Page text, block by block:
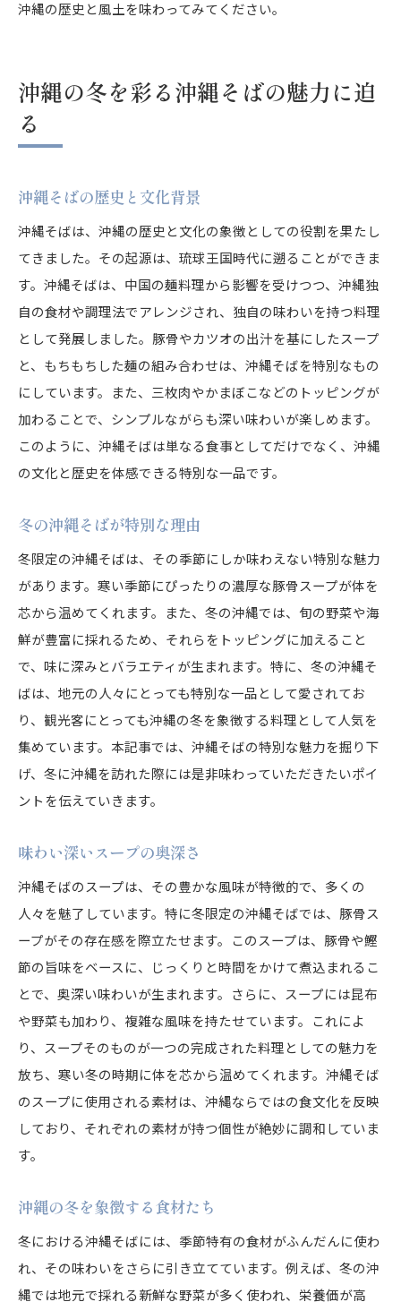
沖縄の歴史と風土を味わってみてください。
沖縄の冬を彩る沖縄そばの魅力に迫
る
沖縄そばの歴史と文化背景
沖縄そばは、沖縄の歴史と文化の象徴としての役割を果たし
てきました。その起源は、琉球王国時代に遡ることができま
す。沖縄そばは、中国の麺料理から影響を受けつつ、沖縄独
自の食材や調理法でアレンジされ、独自の味わいを持つ料理
として発展しました。豚骨やカツオの出汁を基にしたスープ
と、もちもちした麺の組み合わせは、沖縄そばを特別なもの
にしています。また、三枚肉やかまぼこなどのトッピングが
加わることで、シンプルながらも深い味わいが楽しめます。
このように、沖縄そばは単なる食事としてだけでなく、沖縄
の文化と歴史を体感できる特別な一品です。
冬の沖縄そばが特別な理由
冬限定の沖縄そばは、その季節にしか味わえない特別な魅力
があります。寒い季節にぴったりの濃厚な豚骨スープが体を
芯から温めてくれます。また、冬の沖縄では、旬の野菜や海
鮮が豊富に採れるため、それらをトッピングに加えること
で、味に深みとバラエティが生まれます。特に、冬の沖縄そ
ばは、地元の人々にとっても特別な一品として愛されてお
り、観光客にとっても沖縄の冬を象徴する料理として人気を
集めています。本記事では、沖縄そばの特別な魅力を掘り下
げ、冬に沖縄を訪れた際には是非味わっていただきたいポイ
ントを伝えていきます。
味わい深いスープの奥深さ
沖縄そばのスープは、その豊かな風味が特徴的で、多くの
人々を魅了しています。特に冬限定の沖縄そばでは、豚骨ス
ープがその存在感を際立たせます。このスープは、豚骨や鰹
節の旨味をベースに、じっくりと時間をかけて煮込まれるこ
とで、奥深い味わいが生まれます。さらに、スープには昆布
や野菜も加わり、複雑な風味を持たせています。これによ
り、スープそのものが一つの完成された料理としての魅力を
放ち、寒い冬の時期に体を芯から温めてくれます。沖縄そば
のスープに使用される素材は、沖縄ならではの食文化を反映
しており、それぞれの素材が持つ個性が絶妙に調和していま
す。
沖縄の冬を象徴する食材たち
冬における沖縄そばには、季節特有の食材がふんだんに使わ
れ、その味わいをさらに引き立てています。例えば、冬の沖
縄では地元で採れる新鮮な野菜が多く使われ、栄養価が高